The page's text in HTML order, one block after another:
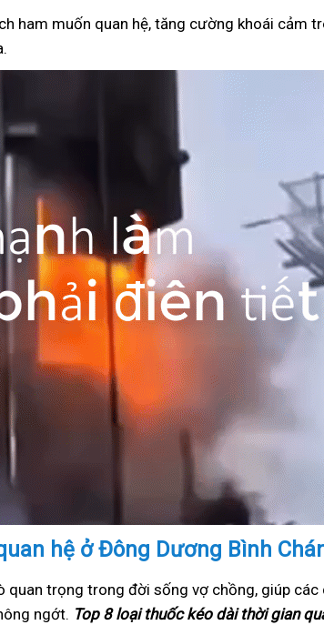
ham muốn quan hệ, tăng cường khoái cảm
hệ ở Đông Dương Bình
trọng trong đời sống vợ chồng, giúp các
ngớt. Top 8 loại thuốc kéo dài thời gian